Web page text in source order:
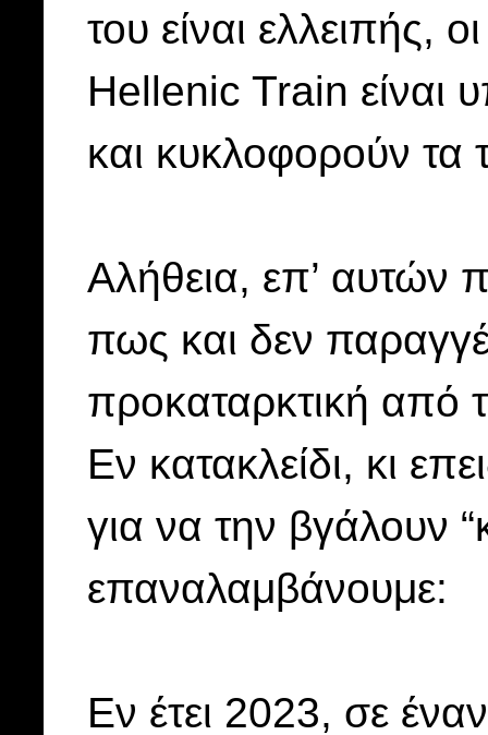
του είναι ελλειπής,
Hellenic Train είναι
και κυκλοφορούν τα
Αλήθεια, επ’ αυτών
πως και δεν
προκαταρκτική από
Εν κατακλείδι, κι
για να την βγάλουν
επαναλαμβάνουμε:
Εν έτει 2023, σε